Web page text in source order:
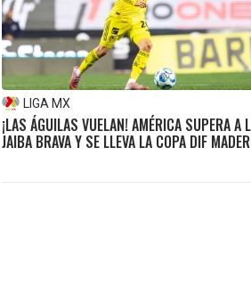
LIGA MX
¡LAS ÁGUILAS VUELAN! AMÉRICA SUPERA A
JAIBA BRAVA Y SE LLEVA LA COPA DIF